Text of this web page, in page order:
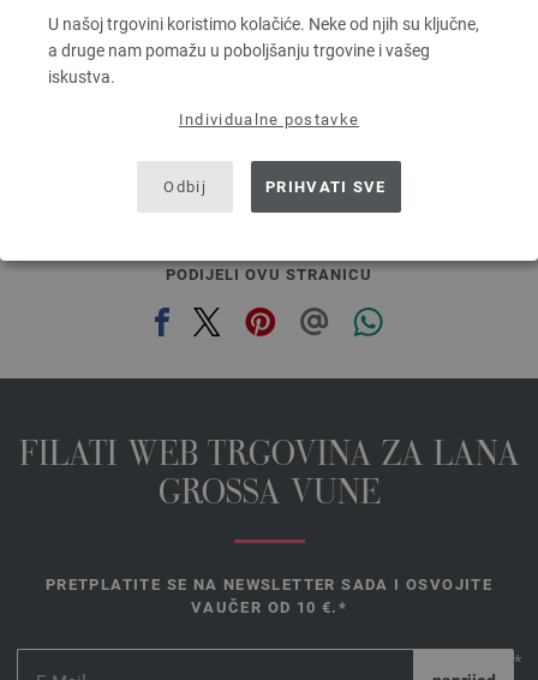
U našoj trgovini koristimo kolačiće. Neke od njih su ključne,
a druge nam pomažu u poboljšanju trgovine i vašeg
iskustva.
Individualne postavke
Odbij PRIHVATI SVE
Većina igle: 7 - 8
4,41 $
bez PDV-a, dodatno troškovi za dostavu, Osnovna cijena:
prev next
PODIJELI OVU STRANICU
FILATI WEB TRGOVINA ZA LANA
GROSSA VUNE
PRETPLATITE SE NA NEWSLETTER SADA I OSVOJITE
VAUČER OD 10 €.*
*